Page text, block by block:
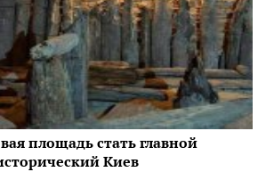
площадь стать главной
Киев